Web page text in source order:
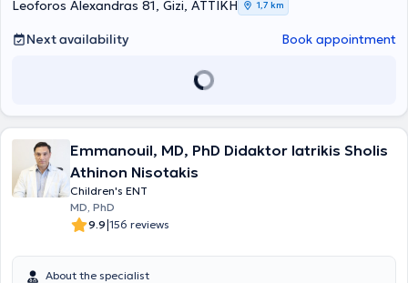
continuous professional development, she participates in numerous
conferences to stay updated on the latest advancements and
provide specialized services tailored to the needs of children.
Leoforos Alexandras 81, Gizi, ΑΤΤΙΚΗ 1,7 km
Next availability Book appointment
Emmanouil, MD, PhD Didaktor Iatrikis Sholis
Athinon Nisotakis
Children's ENT
MD, PhD
9.9|156 reviews
About the specialist